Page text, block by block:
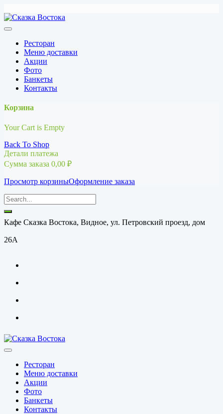
Перейти
к
Ресторан
Меню доставки
Акции
Фото
Банкеты
Контакты
Корзина
Your Cart is Empty
Back To Shop
Детали платежа
Сумма заказа 0,00 ₽
Просмотр корзиныОформление заказа
Кафе Сказка Востока, Видное, ул. Петровский проезд, дом
26А
Ресторан
Меню доставки
Акции
Фото
Банкеты
Контакты